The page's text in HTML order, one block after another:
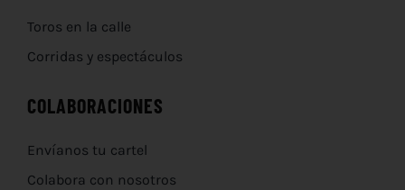
Toros en la calle
Corridas y espectáculos
COLABORACIONES
Envíanos tu cartel
Colabora con nosotros